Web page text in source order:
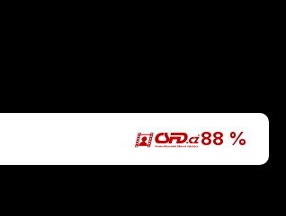
88 %